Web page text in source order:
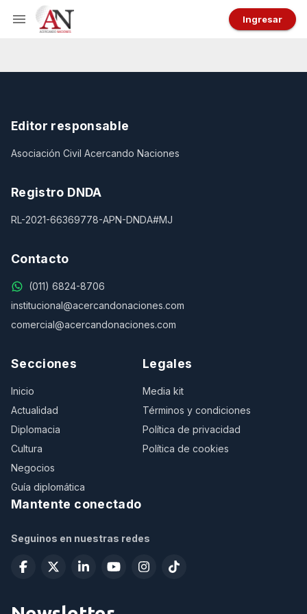
Ingresar
Editor responsable
Asociación Civil Acercando Naciones
Registro DNDA
RL-2021-66369778-APN-DNDA#MJ
Contacto
(011) 6824-8706
institucional@acercandonaciones.com
comercial@acercandonaciones.com
Secciones
Inicio
Actualidad
Diplomacia
Cultura
Negocios
Guía diplomática
Legales
Media kit
Términos y condiciones
Política de privacidad
Política de cookies
Mantente conectado
Seguinos en nuestras redes